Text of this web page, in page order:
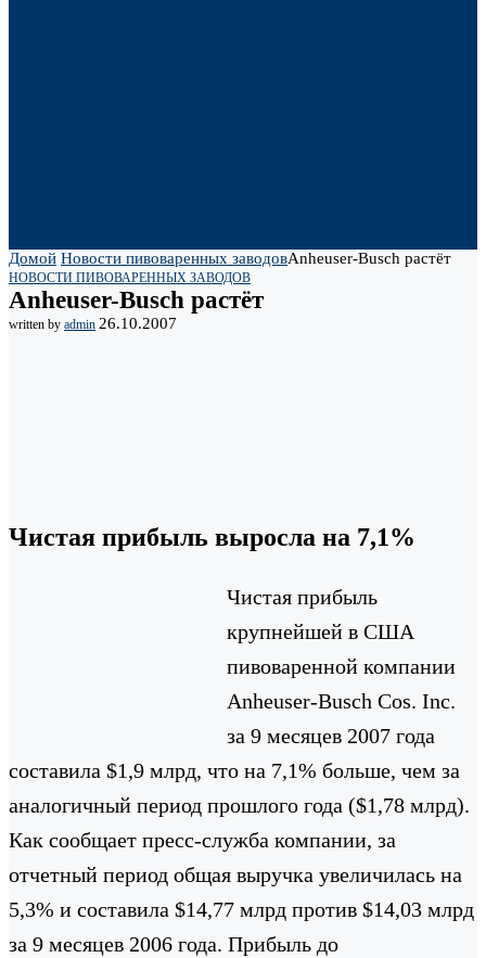
Домой Новости пивоваренных заводовAnheuser-Busch растёт
НОВОСТИ ПИВОВАРЕННЫХ ЗАВОДОВ
Anheuser-Busch растёт
written by admin 26.10.2007
Чистая прибыль выросла на 7,1%
Чистая прибыль
крупнейшей в США
пивоваренной компании
Anheuser-Busch Cos. Inc.
за 9 месяцев 2007 года
составила $1,9 млрд, что на 7,1% больше, чем за
аналогичный период прошлого года ($1,78 млрд).
Как сообщает пресс-служба компании, за
отчетный период общая выручка увеличилась на
5,3% и составила $14,77 млрд против $14,03 млрд
за 9 месяцев 2006 года. Прибыль до